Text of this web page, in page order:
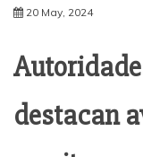
20 May, 2024
destacan